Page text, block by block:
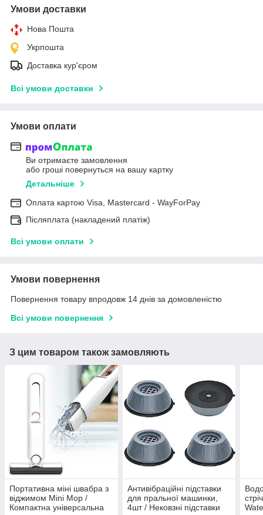
Умови доставки
Нова Пошта
Укрпошта
Доставка кур'єром
Всі умови доставки
Умови оплати
Ви отримаєте замовлення
або гроші повернуться на вашу картку
Детальніше
Оплата картою Visa, Mastercard - WayForPay
Післяплата (накладений платіж)
Всі умови оплати
Умови повернення
Повернення товару впродовж 14 днів за домовленістю
Всі умови повернення
З цим товаром також замовляють
Портативна міні швабра з
віджимом Mini Mop /
Компактна універсальна
Антивібраційні підставки
для пральної машинки,
4шт / Нековзні підставки